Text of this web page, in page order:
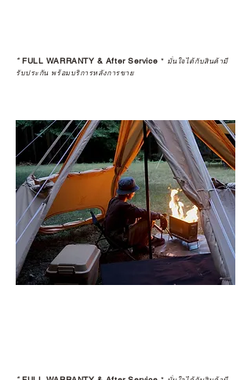
*FULL WARRANTY & After Service * มั่นใจได้กับสินค้ามี
รับประกัน พร้อมบริการหลังการขาย